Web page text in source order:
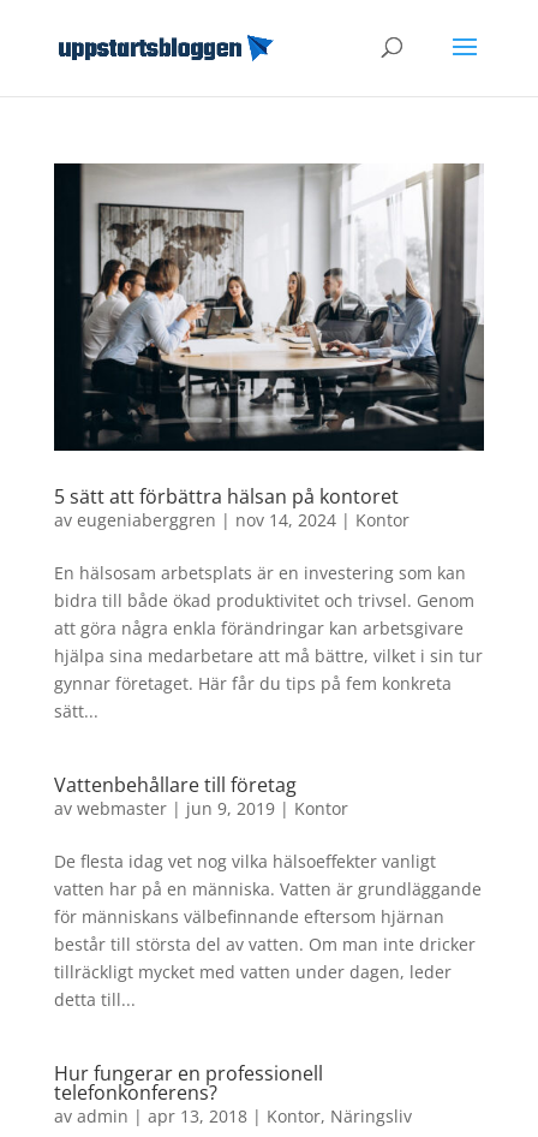
5 sätt att förbättra hälsan på kontoret
av eugeniaberggren | nov 14, 2024| Kontor
En hälsosam arbetsplats är en investering som kan
bidra till både ökad produktivitet och trivsel. Genom
att göra några enkla förändringar kan arbetsgivare
hjälpa sina medarbetare att må bättre, vilket i sin tur
gynnar företaget. Här får du tips på fem konkreta
sätt...
Vattenbehållare till företag
av webmaster| jun 9, 2019| Kontor
De flesta idag vet nog vilka hälsoeffekter vanligt
vatten har på en människa. Vatten är grundläggande
för människans välbefinnande eftersom hjärnan
består till största del av vatten. Om man inte dricker
tillräckligt mycket med vatten under dagen, leder
detta till...
Hur fungerar en professionell
telefonkonferens?
av admin | apr 13, 2018| Kontor, Näringsliv